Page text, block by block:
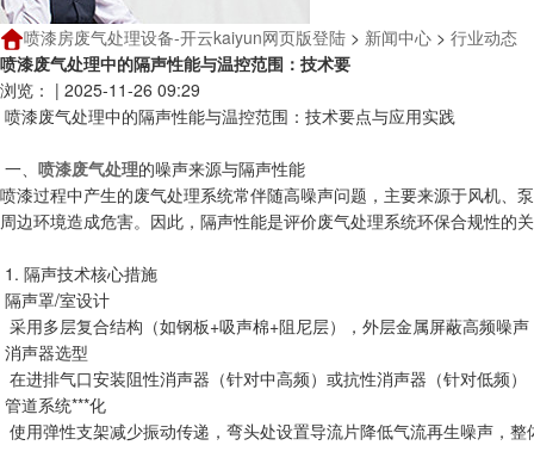
喷漆房废气处理设备-开云kaiyun网页版登陆 > 新闻中心 > 行业动态
喷漆废气处理中的隔声性能与温控范围：技术要
浏览： | 2025-11-26 09:29
喷漆废气处理中的隔声性能与温控范围：技术要点与应用实践
一、 喷漆废气处理的噪声来源与隔声性能
喷漆过程中产生的废气处理系统常伴随高噪声问题，主要来源于风机
周边环境造成危害。因此，隔声性能是评价废气处理系统环保合规性的
1. 隔声技术核心措施
隔声罩/室设计
采用多层复合结构（如钢板+吸声棉+阻尼层），外层金属屏蔽高频噪
消声器选型
在进排气口安装阻性消声器（针对中高频）或抗性消声器（针对低频
管道系统***化
使用弹性支架减少振动传递，弯头处设置导流片降低气流再生噪声，